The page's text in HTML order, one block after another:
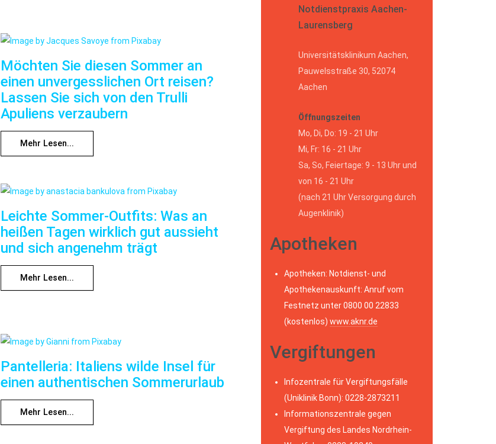
Möchten Sie diesen Sommer an
einen unvergesslichen Ort reisen?
Lassen Sie sich von den Trulli
Apuliens verzaubern
Mehr Lesen...
Leichte Sommer-Outfits: Was an
heißen Tagen wirklich gut aussieht
und sich angenehm trägt
Mehr Lesen...
Pantelleria: Italiens wilde Insel für
einen authentischen Sommerurlaub
Mehr Lesen...
Notdienstpraxis Aachen-
Laurensberg
Universitätsklinikum Aachen,
Pauwelsstraße 30, 52074
Aachen
Öffnungszeiten
Mo, Di, Do: 19 - 21 Uhr
Mi, Fr: 16 - 21 Uhr
Sa, So, Feiertage: 9 - 13 Uhr und
von 16 - 21 Uhr
(nach 21 Uhr Versorgung durch
Augenklinik)
Apotheken
Apotheken: Notdienst- und
Apothekenauskunft: Anruf vom
Festnetz unter 0800 00 22833
(kostenlos) www.aknr.de
Vergiftungen
Infozentrale für Vergiftungsfälle
(Uniklinik Bonn): 0228-2873211
Informationszentrale gegen
Vergiftung des Landes Nordrhein-